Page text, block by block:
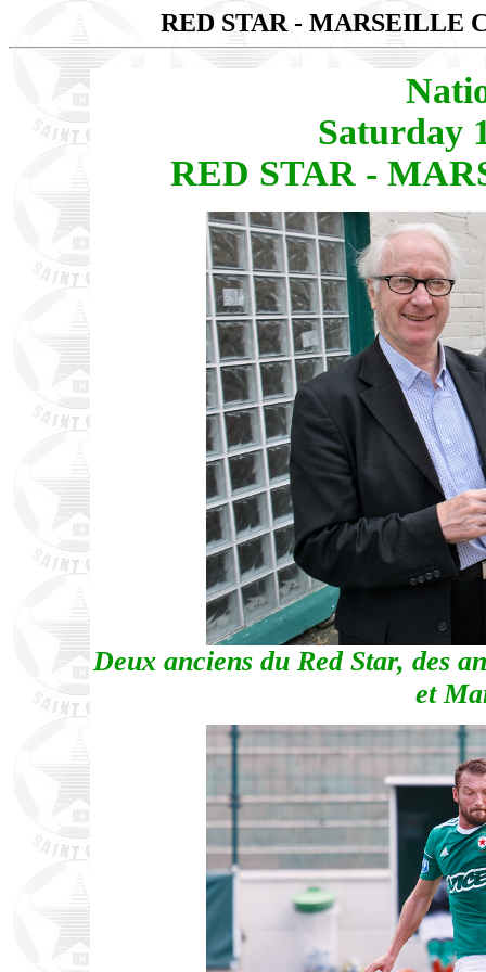
RED STAR - MARSEILLE
Saturday
RED STAR -
Deux anciens du Red Star, des
et